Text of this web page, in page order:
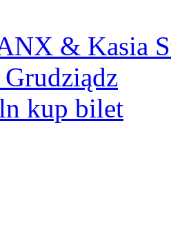
& Kasia
kup bilet